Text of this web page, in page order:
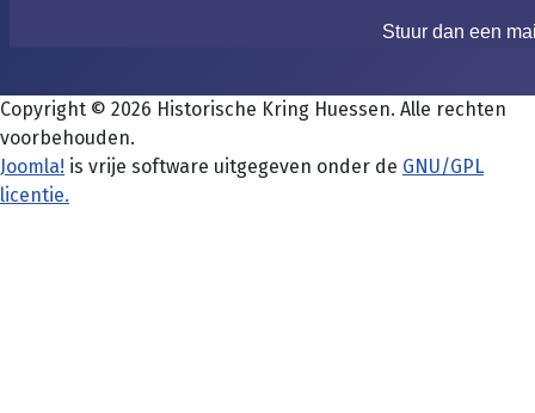
Stuur dan een
Copyright © 2026 Historische Kring Huessen. Alle rechten
voorbehouden.
Joomla! is vrije software uitgegeven onder de GNU/GPL
licentie.